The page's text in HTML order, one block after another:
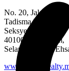
No. 20, Jalan
Tadisma Business
Seksyen 13,
40100 Shah Alam,
Selangor Darul